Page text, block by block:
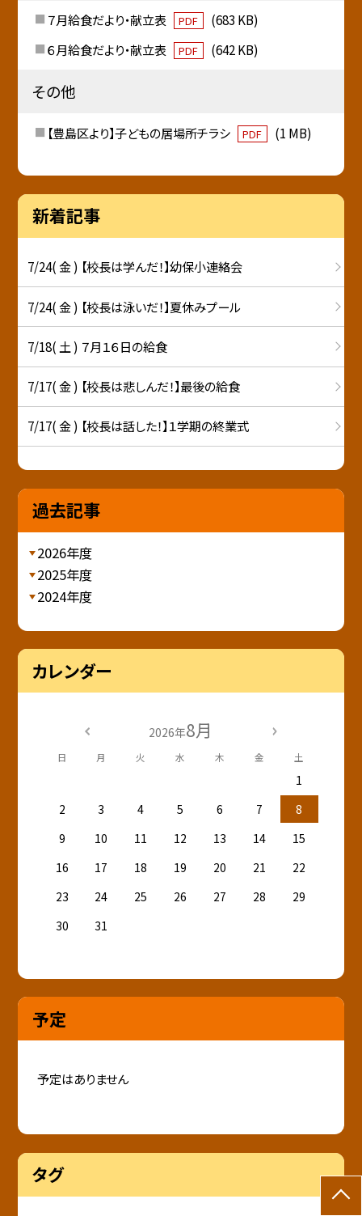
７月給食だより・献立表 PDF
(683 KB)
６月給食だより・献立表
PDF (642 KB)
その他
【豊島区より】子どもの居場所チラシ PDF (1 MB)
新着記事
7/24( 金 ) 【校長は学んだ！】幼保小連絡会
7/24( 金 ) 【校長は泳いだ！】夏休みプール
7/18( 土 ) ７月１６日の給食
7/17( 金 ) 【校長は悲しんだ！】最後の給食
7/17( 金 ) 【校長は話した！】１学期の終業式
過去記事
2026年度
2025年度
2024年度
カレンダー
2026年8月
日 月 火 水 木 金 土
1
2
3 4 5 6 7
8
9
10 11 12 13 14
15
16
17 18 19 20 21
22
23
24 25 26 27 28
29
30
31
予定
予定はありません
タグ